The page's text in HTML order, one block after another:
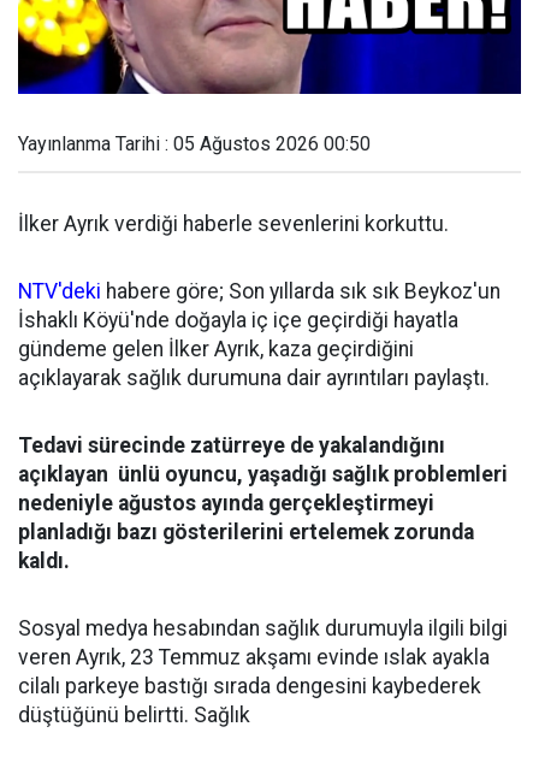
Yayınlanma Tarihi : 05 Ağustos 2026 00:50
İlker Ayrık verdiği haberle sevenlerini korkuttu.
NTV'deki habere göre; Son yıllarda sık sık Beykoz'un
İshaklı Köyü'nde doğayla iç içe geçirdiği hayatla
gündeme gelen İlker Ayrık, kaza geçirdiğini
açıklayarak sağlık durumuna dair ayrıntıları paylaştı.
Tedavi sürecinde zatürreye de yakalandığını
açıklayan ünlü oyuncu, yaşadığı sağlık problemleri
nedeniyle ağustos ayında gerçekleştirmeyi
planladığı bazı gösterilerini ertelemek zorunda
kaldı.
Sosyal medya hesabından sağlık durumuyla ilgili bilgi
veren Ayrık, 23 Temmuz akşamı evinde ıslak ayakla
cilalı parkeye bastığı sırada dengesini kaybederek
düştüğünü belirtti. Sağlık